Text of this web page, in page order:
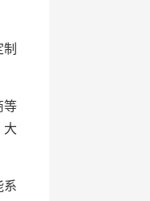
等
大
系